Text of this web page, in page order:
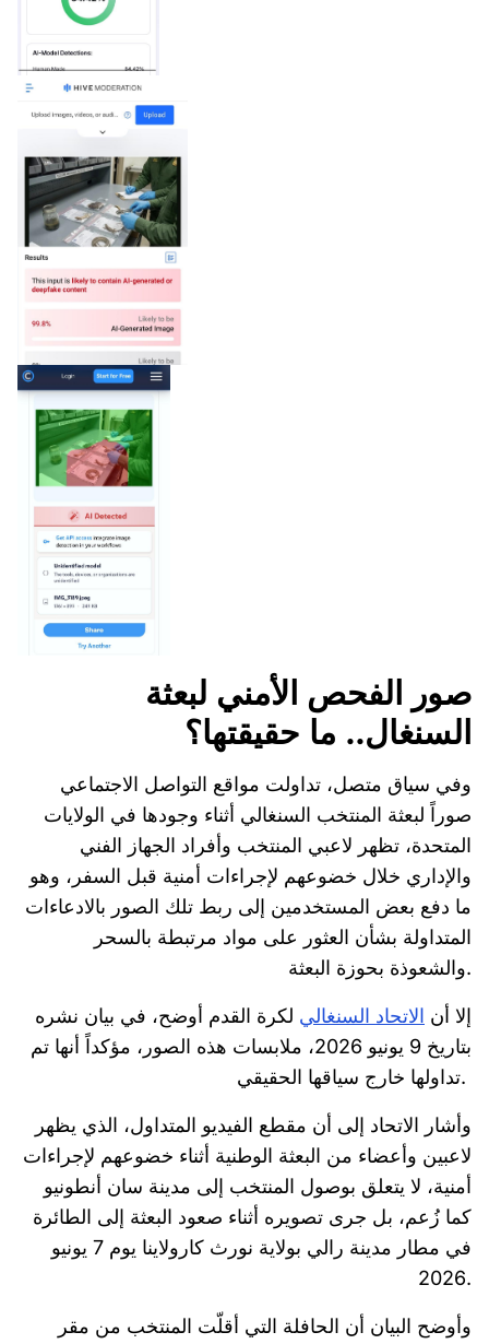
صور الفحص الأمني لبعثة
السنغال.. ما حقيقتها؟
وفي سياق متصل، تداولت مواقع التواصل الاجتماعي
صوراً لبعثة المنتخب السنغالي أثناء وجودها في الولايات
المتحدة، تظهر لاعبي المنتخب وأفراد الجهاز الفني
والإداري خلال خضوعهم لإجراءات أمنية قبل السفر، وهو
ما دفع بعض المستخدمين إلى ربط تلك الصور بالادعاءات
المتداولة بشأن العثور على مواد مرتبطة بالسحر
والشعوذة بحوزة البعثة.
إلا أن الاتحاد السنغالي لكرة القدم أوضح، في بيان نشره
بتاريخ 9 يونيو 2026، ملابسات هذه الصور، مؤكداً أنها تم
تداولها خارج سياقها الحقيقي.
وأشار الاتحاد إلى أن مقطع الفيديو المتداول، الذي يظهر
لاعبين وأعضاء من البعثة الوطنية أثناء خضوعهم لإجراءات
أمنية، لا يتعلق بوصول المنتخب إلى مدينة سان أنطونيو
كما زُعم، بل جرى تصويره أثناء صعود البعثة إلى الطائرة
في مطار مدينة رالي بولاية نورث كارولاينا يوم 7 يونيو
2026.
وأوضح البيان أن الحافلة التي أقلّت المنتخب من مقر